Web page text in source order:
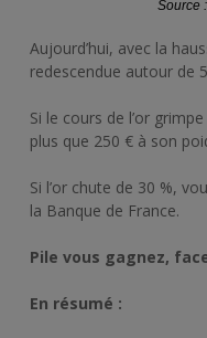
Source
Aujourd’hui, avec la
redescendue autour de
Si le cours de l’or
plus que 250 € à son
Si l’or chute de 30 %,
la Banque de France.
Pile vous gagnez,
En résumé :